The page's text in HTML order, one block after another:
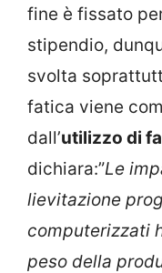
fine è fissato
stipendio,
svolta
fatica viene
dall’utilizzo di
dichiara:”Le
lievitazione
computerizzati
peso della